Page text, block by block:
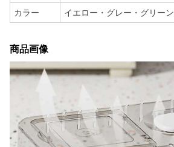
カラー イエロー・グレー・グリーン
商品画像